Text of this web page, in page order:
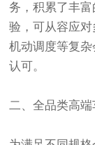
务，积累了丰
验，可从容应
机动调度等复
认可。
二、全品类高